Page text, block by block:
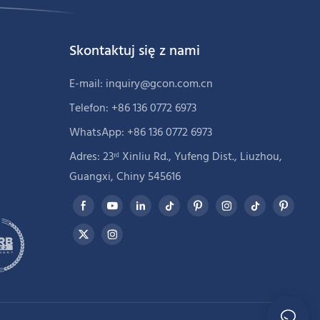
Skontaktuj się z nami
E-mail: inquiry@gcon.com.cn
Telefon: +86 136 0772 6973
WhatsApp: +86 136 0772 6973
Adres: 23ʳᵈ Xinliu Rd., Yufeng Dist., Liuzhou,
Guangxi, Chiny 545616